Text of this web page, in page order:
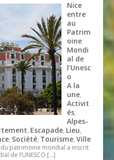
Nice
entre
au
Patrim
oine
Mondi
al de
l’Unesc
o
A la
une,
Activit
és,
Alpes-
, Escapade, Lieu,
, Société, Tourisme,Ville
patrimoine mondial a inscrit
de l’UNESCO […]